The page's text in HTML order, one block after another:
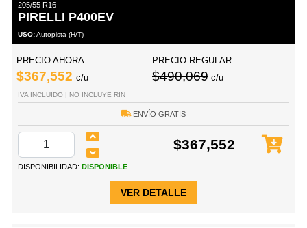
205/55 R16
PIRELLI P400EV
USO:Autopista (H/T)
PRECIO AHORA
$367,552 c/u
PRECIO REGULAR
$490,069 c/u
IVA INCLUIDO | NO INCLUYE RIN
ENVÍO GRATIS
$367,552
DISPONIBILIDAD: DISPONIBLE
VER DETALLE